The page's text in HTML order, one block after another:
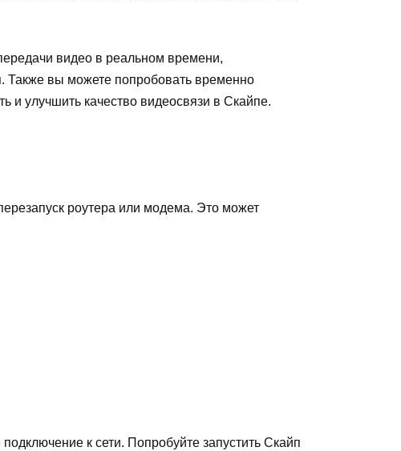
видео в реальном времени,
Также вы можете попробовать временно
и улучшить качество видеосвязи в Скайпе.
роутера или модема. Это может
к сети. Попробуйте запустить Скайп